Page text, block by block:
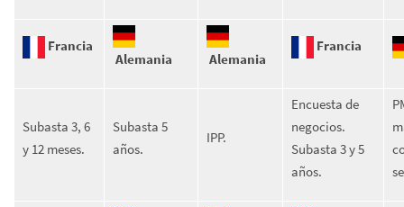
Francia
Alemania Alemania
Francia
Subasta 3, 6
y 12 meses.
Subasta 5
años.
IPP.
Encuesta de
negocios.
Subasta 3 y 5
años.